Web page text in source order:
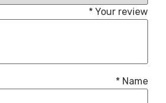
Your review
*
Name
*